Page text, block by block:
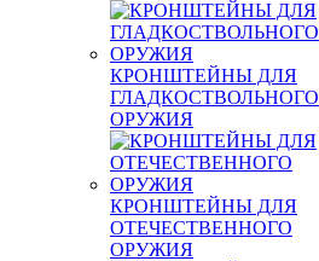
КРОНШТЕЙНЫ ДЛЯ
ГЛАДКОСТВОЛЬНОГО
ОРУЖИЯ
КРОНШТЕЙНЫ ДЛЯ
ОТЕЧЕСТВЕННОГО
ОРУЖИЯ